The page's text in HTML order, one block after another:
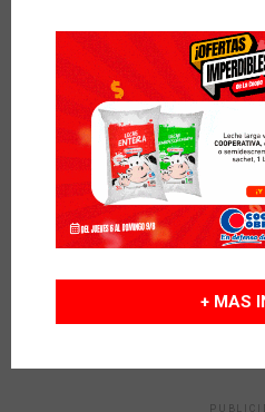
EDUACIÓN hace 3
Según el Gobierno
docentes no
MUNDO hace 3 horas
Filmaron a una
sexuales en una
POLITICA hace 4
tras eliminar el
a extranjeros+ MAS